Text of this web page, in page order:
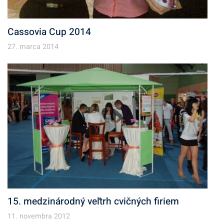
Cassovia Cup 2014
27. marca 2014
15. medzinárodný veľtrh cvičných firiem
11. novembra 2012